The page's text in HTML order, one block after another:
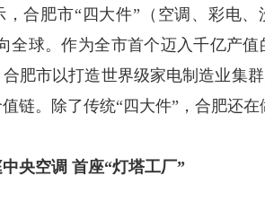
肥市“四大件”（空调、彩电、
全球。作为全市首个迈入千亿产
肥市以打造世界级家电制造业集
链。除了传统“四大件”，合肥还
空调 首座“灯塔工厂”